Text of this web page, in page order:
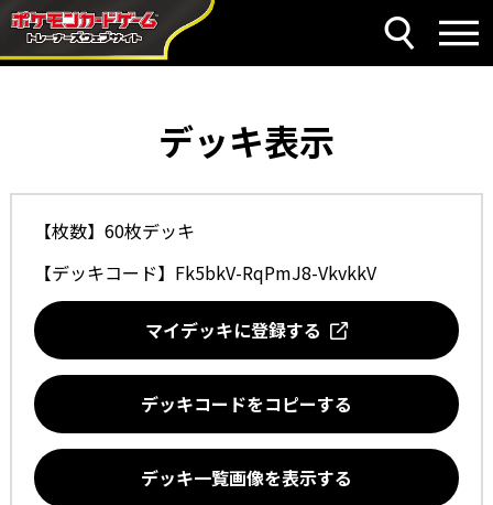
デッキ表示
【枚数】60枚デッキ
【デッキコード】 Fk5bkV-RqPmJ8-VkvkkV
マイデッキに登録する
デッキコードをコピーする
デッキ一覧画像を表示する